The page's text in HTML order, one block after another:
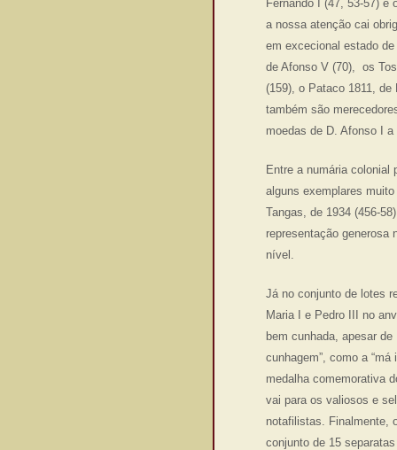
Fernando I (47, 53-57)
a nossa atenção cai
em excecional estado
de Afonso V (70), os
(159), o Pataco 1811,
também são
moedas de D. Afonso I
Entre a numária colonial
alguns exemplares
Tangas, de 1934 (456-
representação generosa
nível.
Já no conjunto de lotes
Maria I e Pedro III no
bem cunhada, apesar
cunhagem”, como a
medalha comemorativa
vai para os valiosos e
notafilistas. Finalmente,
conjunto de 15